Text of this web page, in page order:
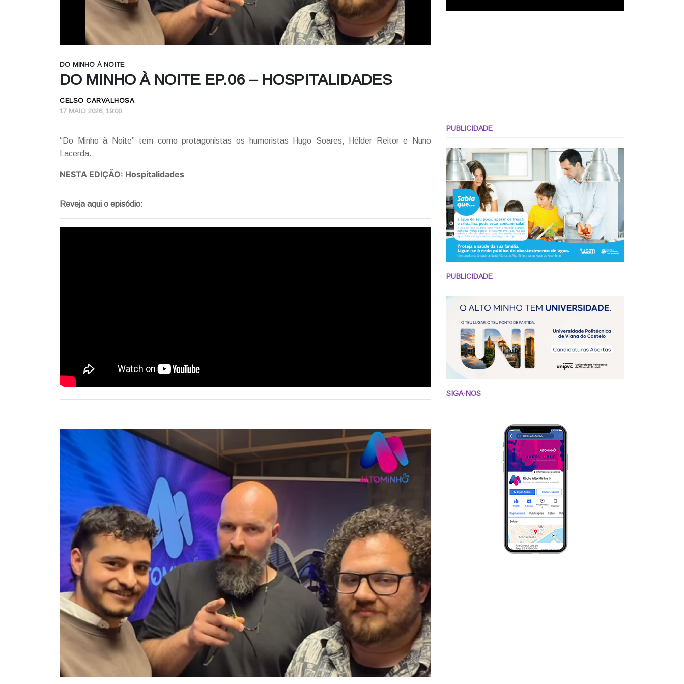
DO MINHO À NOITE
DO MINHO À NOITE EP.06 – HOSPITALIDADES
CELSO CARVALHOSA
17 MAIO 2026, 19:00
“Do Minho à Noite” tem como protagonistas os humoristas Hugo Soares, Hélder Reitor e Nuno
Lacerda.
NESTA EDIÇÃO: Hospitalidades
Reveja aqui o episódio:
PUBLICIDADE
PUBLICIDADE
SIGA-NOS